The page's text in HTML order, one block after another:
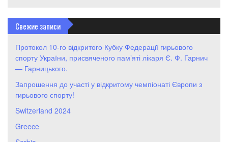
Свежие записи
Протокол 10-го відкритого Кубку Федерації гирьового
спорту України, присвяченого памʼяті лікаря Є. Ф. Гарнич
— Гарницького.
Запрошення до участі у відкритому чемпіонаті Європи з
гирьового спорту!
Switzerland 2024
Greece